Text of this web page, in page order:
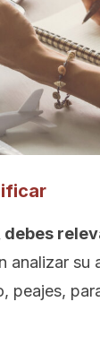
debes
analizar su
peajes,